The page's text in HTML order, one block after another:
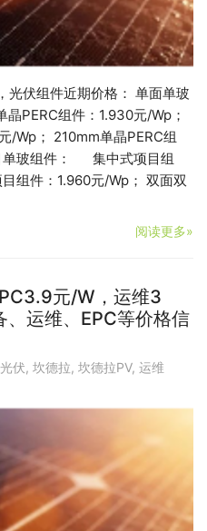
伏组件近期价格： 单面单玻
PERC组件：1.930元/Wp；
/Wp； 210mm单晶PERC组
玻组件： 集中式项目组
件：1.960元/Wp； 双面双
阅读更多»
元/W，运维3
运维、EPC等价格信
光伏, 坎德拉, 坎德拉PV, 运维